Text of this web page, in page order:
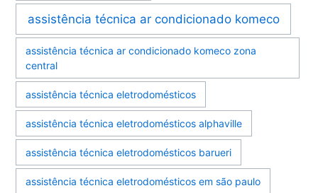
assistência técnica ar condicionado komeco
assistência técnica ar condicionado komeco zona
central
assistência técnica eletrodomésticos
assistência técnica eletrodomésticos alphaville
assistência técnica eletrodomésticos barueri
assistência técnica eletrodomésticos em são paulo